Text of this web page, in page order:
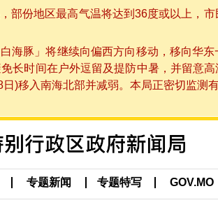
部份地区最高气温将达到36度或以上，
海豚」将继续向偏西方向移动，移向华
长时间在户外逗留及提防中暑，并留意
)移入南海北部并减弱。本局正密切监
专题新闻 专题特写 GOV.MO